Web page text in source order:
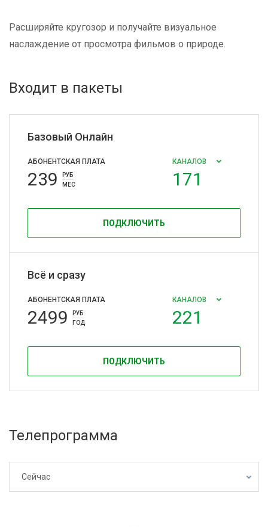
Расширяйте кругозор и получайте визуальное
наслаждение от просмотра фильмов о природе.
Входит в пакеты
Базовый Онлайн
АБОНЕНТСКАЯ ПЛАТА
239
РУБ
МЕС
КАНАЛОВ
171
ПОДКЛЮЧИТЬ
Всё и сразу
АБОНЕНТСКАЯ ПЛАТА
2499
РУБ
ГОД
КАНАЛОВ
221
ПОДКЛЮЧИТЬ
Телепрограмма
Сейчас